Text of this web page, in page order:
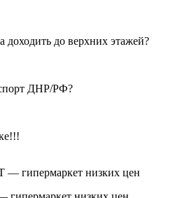
доходить до верхних этажей?
ДНР/РФ?